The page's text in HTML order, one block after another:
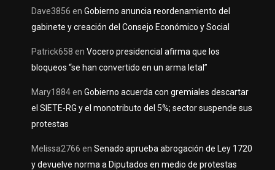
Dave3856 en Gobierno anuncia reordenamiento del
gabinete y creación del Consejo Económico y Social
Patrick658 en Vocero presidencial afirma que los
bloqueos “se han convertido en un arma letal”
Mary1884en Gobierno acuerda con gremiales descartar
el SIETE-RG y el monotributo del 5%; sector suspende sus
protestas
Melissa2766 en Senado aprueba abrogación de Ley 1720
y devuelve norma a Diputados en medio de protestas